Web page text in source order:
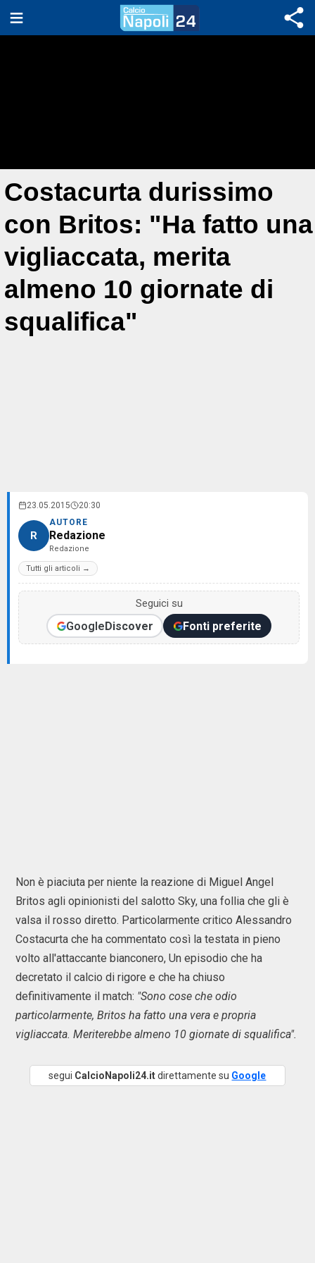
Costacurta durissimo
con Britos: "Ha fatto una
vigliaccata, merita
almeno 10 giornate di
squalifica"
23.05.2015 20:30
R
AUTORE
Redazione
Redazione
Tutti gli articoli →
Seguici su
GoogleDiscover Fonti preferite
Non è piaciuta per niente la reazione di Miguel Angel
Britos agli opinionisti del salotto Sky, una follia che gli è
valsa il rosso diretto. Particolarmente critico Alessandro
Costacurta che ha commentato così la testata in pieno
volto all'attaccante bianconero, Un episodio che ha
decretato il calcio di rigore e che ha chiuso
definitivamente il match: "Sono cose che odio
particolarmente, Britos ha fatto una vera e propria
vigliaccata. Meriterebbe almeno 10 giornate di squalifica".
segui CalcioNapoli24.itdirettamente su Google